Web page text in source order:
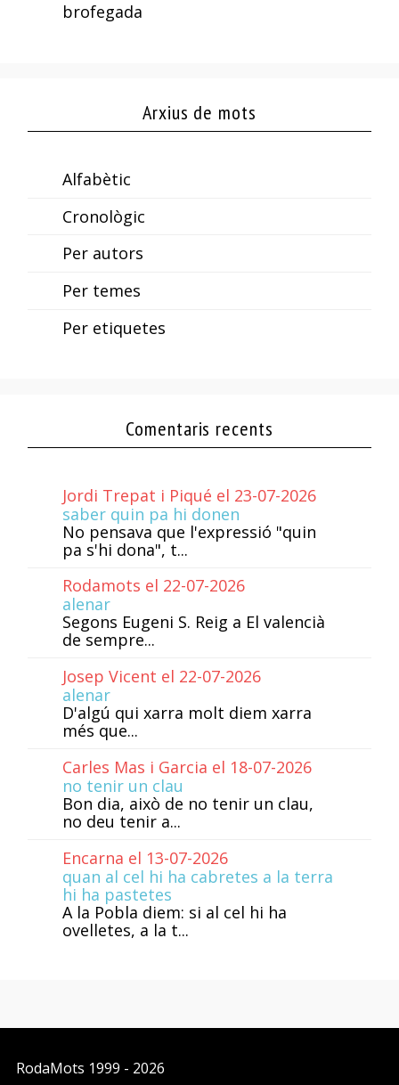
brofegada
Arxius de mots
Alfabètic
Cronològic
Per autors
Per temes
Per etiquetes
Comentaris recents
Jordi Trepat i Piqué el 23-07-2026
saber quin pa hi donen
No pensava que l'expressió "quin
pa s'hi dona", t...
Rodamots el 22-07-2026
alenar
Segons Eugeni S. Reig a El valencià
de sempre...
Josep Vicent el 22-07-2026
alenar
D'algú qui xarra molt diem xarra
més que...
Carles Mas i Garcia el 18-07-2026
no tenir un clau
Bon dia, això de no tenir un clau,
no deu tenir a...
Encarna el 13-07-2026
quan al cel hi ha cabretes a la terra
hi ha pastetes
A la Pobla diem: si al cel hi ha
ovelletes, a la t...
RodaMots 1999 - 2026